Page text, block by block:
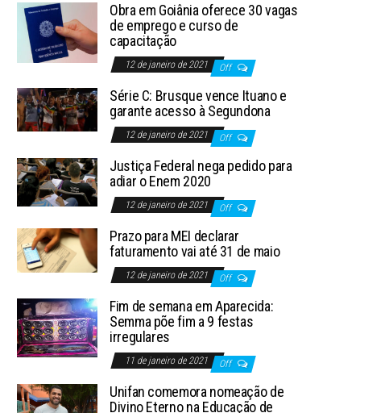
Obra em Goiânia oferece 30 vagas
de emprego e curso de
capacitação
12 de janeiro de 2021 Off
Série C: Brusque vence Ituano e
garante acesso à Segundona
12 de janeiro de 2021 Off
Justiça Federal nega pedido para
adiar o Enem 2020
12 de janeiro de 2021 Off
Prazo para MEI declarar
faturamento vai até 31 de maio
12 de janeiro de 2021 Off
Fim de semana em Aparecida:
Semma põe fim a 9 festas
irregulares
11 de janeiro de 2021 Off
Unifan comemora nomeação de
Divino Eterno na Educação de